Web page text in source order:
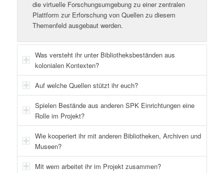
die virtuelle Forschungsumgebung zu einer zentralen
Plattform zur Erforschung von Quellen zu diesem
Themenfeld ausgebaut werden.
Was versteht ihr unter Bibliotheksbeständen aus
kolonialen Kontexten?
Auf welche Quellen stützt ihr euch?
Spielen Bestände aus anderen SPK Einrichtungen eine
Rolle im Projekt?
Wie kooperiert ihr mit anderen Bibliotheken, Archiven und
Museen?
Mit wem arbeitet ihr im Projekt zusammen?